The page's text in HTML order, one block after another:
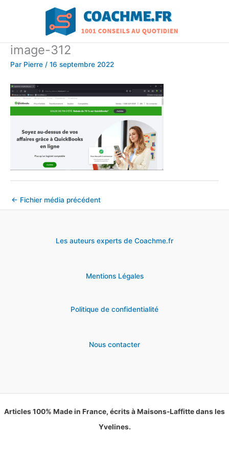
image-312
Par Pierre / 16 septembre 2022
← Fichier média précédent
Les auteurs experts de Coachme.fr
Mentions Légales
Politique de confidentialité
Nous contacter
Articles 100% Made in France, écrits à Maisons-Laffitte dans les
Yvelines.